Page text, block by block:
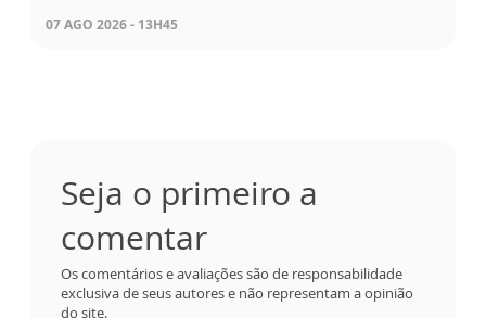
07 AGO 2026 - 13H45
Seja o primeiro a
comentar
Os comentários e avaliações são de responsabilidade
exclusiva de seus autores e não representam a opinião
do site.